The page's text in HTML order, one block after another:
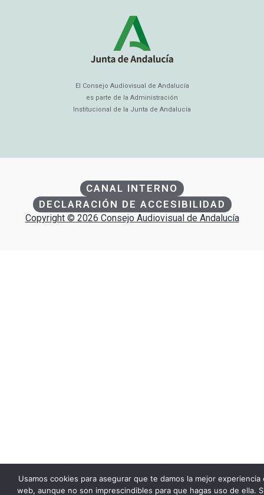
El Consejo Audiovisual de Andalucía
es parte de la Administración
Institucional de la Junta de Andalucía
CANAL INTERNO
DECLARACIÓN DE ACCESIBILIDAD
Copyright © 2026 Consejo Audiovisual de Andalucía
Usamos cookies para asegurar que te damos la mejor experiencia
web, aunque no son imprescindibles para que hagas uso de ella.